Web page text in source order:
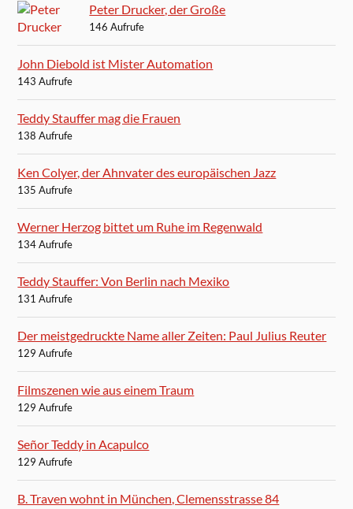
Peter Drucker, der Große
146 Aufrufe
John Diebold ist Mister Automation
143 Aufrufe
Teddy Stauffer mag die Frauen
138 Aufrufe
Ken Colyer, der Ahnvater des europäischen Jazz
135 Aufrufe
Werner Herzog bittet um Ruhe im Regenwald
134 Aufrufe
Teddy Stauffer: Von Berlin nach Mexiko
131 Aufrufe
Der meistgedruckte Name aller Zeiten: Paul Julius Reuter
129 Aufrufe
Filmszenen wie aus einem Traum
129 Aufrufe
Señor Teddy in Acapulco
129 Aufrufe
B. Traven wohnt in München, Clemensstrasse 84